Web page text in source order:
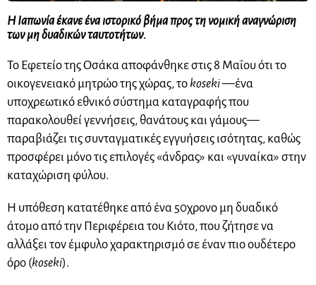
Η Ιαπωνία έκανε ένα ιστορικό βήμα προς τη νομική αναγνώριση
των μη δυαδικών ταυτοτήτων.
Το Εφετείο της Οσάκα αποφάνθηκε στις 8 Μαΐου ότι το
οικογενειακό μητρώο της χώρας, το koseki—ένα
υποχρεωτικό εθνικό σύστημα καταγραφής που
παρακολουθεί γεννήσεις, θανάτους και γάμους—
παραβιάζει τις συνταγματικές εγγυήσεις ισότητας, καθώς
προσφέρει μόνο τις επιλογές «άνδρας» και «γυναίκα» στην
καταχώριση φύλου.
Η υπόθεση κατατέθηκε από ένα 50χρονο μη δυαδικό
άτομο από την Περιφέρεια του Κιότο, που ζήτησε να
αλλάξει τον έμφυλο χαρακτηρισμό σε έναν πιο ουδέτερο
όρο (koseki).